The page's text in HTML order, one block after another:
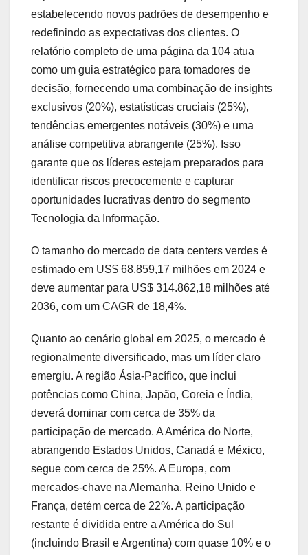
estabelecendo novos padrões de desempenho e
redefinindo as expectativas dos clientes. O
relatório completo de uma página da 104 atua
como um guia estratégico para tomadores de
decisão, fornecendo uma combinação de insights
exclusivos (20%), estatísticas cruciais (25%),
tendências emergentes notáveis (30%) e uma
análise competitiva abrangente (25%). Isso
garante que os líderes estejam preparados para
identificar riscos precocemente e capturar
oportunidades lucrativas dentro do segmento
Tecnologia da Informação.
O tamanho do mercado de data centers verdes é
estimado em US$ 68.859,17 milhões em 2024 e
deve aumentar para US$ 314.862,18 milhões até
2036, com um CAGR de 18,4%.
Quanto ao cenário global em 2025, o mercado é
regionalmente diversificado, mas um líder claro
emergiu. A região Ásia-Pacífico, que inclui
potências como China, Japão, Coreia e Índia,
deverá dominar com cerca de 35% da
participação de mercado. A América do Norte,
abrangendo Estados Unidos, Canadá e México,
segue com cerca de 25%. A Europa, com
mercados-chave na Alemanha, Reino Unido e
França, detém cerca de 22%. A participação
restante é dividida entre a América do Sul
(incluindo Brasil e Argentina) com quase 10% e o